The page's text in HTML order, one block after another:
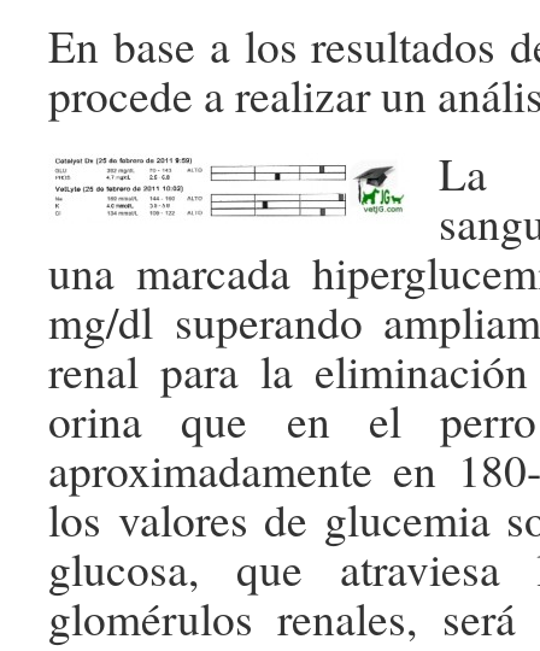
En base a los resultados
procede a realizar un
La
una marcada
mg/dl superando
renal para la
orina que en el perro
aproximadamente en
los valores de glucemia
glucosa, que atraviesa
glomérulos renales, será